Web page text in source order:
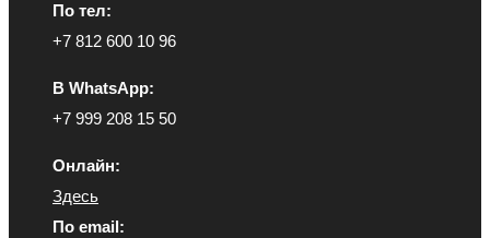
По тел:
+7 812 600 10 96
В WhatsApp:
+7 999 208 15 50
Онлайн:
Здесь
По email: